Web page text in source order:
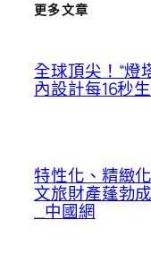
更多文章
全球頂尖！“燈
內設計每16秒
特性化、精緻
文旅財產蓬勃
_中國網